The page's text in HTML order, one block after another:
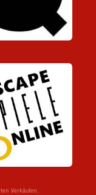
Verkäufen.